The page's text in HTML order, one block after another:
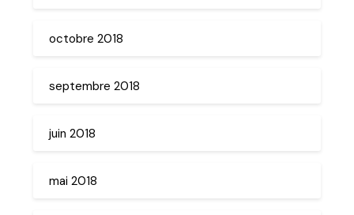
octobre 2018
septembre 2018
juin 2018
mai 2018